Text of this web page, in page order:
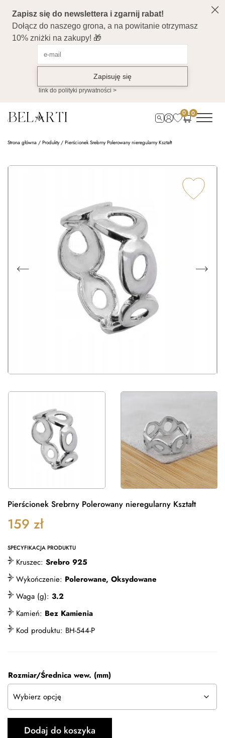
0 0
Strona główna / Produkty/ Pierścionek Srebrny Polerowany nieregularny Kształt
Pierścionek Srebrny Polerowany nieregularny Kształt
159 zł
SPECYFIKACJA PRODUKTU
Kruszec: Srebro 925
Wykończenie: Polerowane, Oksydowane
Waga (g): 3.2
Kamień: Bez Kamienia
Kod produktu: BH-544-P
Rozmiar/Średnica wew. (mm)
Dodaj do koszyka